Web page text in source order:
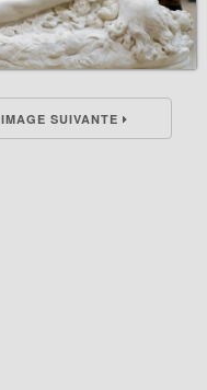
IMAGE SUIVANTE